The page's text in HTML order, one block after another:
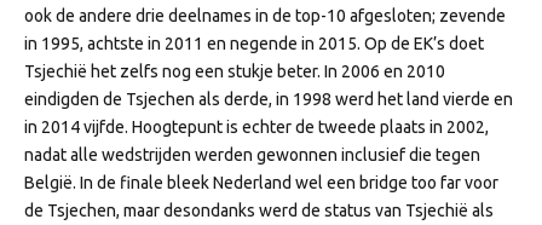
ook de andere drie deelnames in de top-10 afgesloten; zevende
in 1995, achtste in 2011 en negende in 2015. Op de EK’s doet
Tsjechië het zelfs nog een stukje beter. In 2006 en 2010
eindigden de Tsjechen als derde, in 1998 werd het land vierde en
in 2014 vijfde. Hoogtepunt is echter de tweede plaats in 2002,
nadat alle wedstrijden werden gewonnen inclusief die tegen
België. In de finale bleek Nederland wel een bridge too far voor
de Tsjechen, maar desondanks werd de status van Tsjechië als